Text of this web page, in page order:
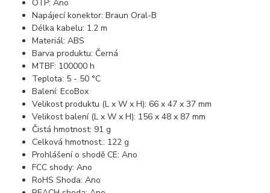
OTP: Ano
Napájecí konektor: Braun Oral-B
Délka kabelu: 1.2 m
Materiál: ABS
Barva produktu: Černá
MTBF: 100000 h
Teplota: 5 - 50 °C
Balení: EcoBox
Velikost produktu (L x W x H): 66 x 47 x 37 mm
Velikost balení (L x W x H): 156 x 48 x 87 mm
Čistá hmotnost: 91 g
Celková hmotnost.: 122 g
Prohlášení o shodě CE: Ano
FCC shody: Ano
RoHS Shoda: Ano